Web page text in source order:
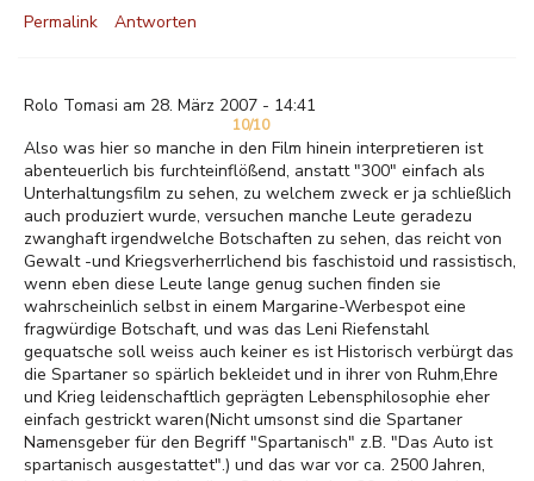
Permalink
Antworten
Rolo Tomasi am 28. März 2007 - 14:41
10/10
Also was hier so manche in den Film hinein interpretieren ist
abenteuerlich bis furchteinflößend, anstatt "300" einfach als
Unterhaltungsfilm zu sehen, zu welchem zweck er ja schließlich
auch produziert wurde, versuchen manche Leute geradezu
zwanghaft irgendwelche Botschaften zu sehen, das reicht von
Gewalt -und Kriegsverherrlichend bis faschistoid und rassistisch,
wenn eben diese Leute lange genug suchen finden sie
wahrscheinlich selbst in einem Margarine-Werbespot eine
fragwürdige Botschaft, und was das Leni Riefenstahl
gequatsche soll weiss auch keiner es ist Historisch verbürgt das
die Spartaner so spärlich bekleidet und in ihrer von Ruhm,Ehre
und Krieg leidenschaftlich geprägten Lebensphilosophie eher
einfach gestrickt waren(Nicht umsonst sind die Spartaner
Namensgeber für den Begriff "Spartanisch" z.B. "Das Auto ist
spartanisch ausgestattet".) und das war vor ca. 2500 Jahren,